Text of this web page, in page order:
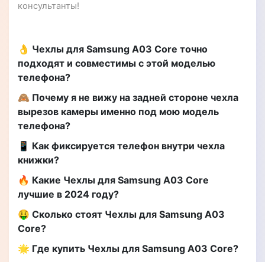
консультанты!
👌 Чехлы для Samsung A03 Core точно
подходят и совместимы с этой моделью
телефона?
🙈 Почему я не вижу на задней стороне чехла
вырезов камеры именно под мою модель
телефона?
📱 Как фиксируется телефон внутри чехла
книжки?
🔥 Какие Чехлы для Samsung A03 Core
лучшие в 2024 году?
🤑 Сколько стоят Чехлы для Samsung A03
Core?
🌟 Где купить Чехлы для Samsung A03 Core?